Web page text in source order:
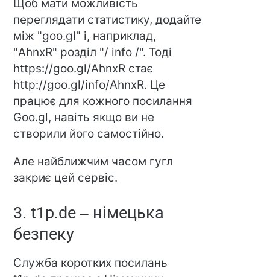
Щоб мати можливість
переглядати статистику, додайте
між "goo.gl" і, наприклад,
"AhnxR" розділ "/ info /". Тоді
https://goo.gl/AhnxR стає
http://goo.gl/info/AhnxR. Це
працює для кожного посилання
Goo.gl, навіть якщо ви не
створили його самостійно.
Але найближчим часом гугл
закриє цей сервіс.
3. t1p.de – німецька
безпеку
Служба коротких посилань